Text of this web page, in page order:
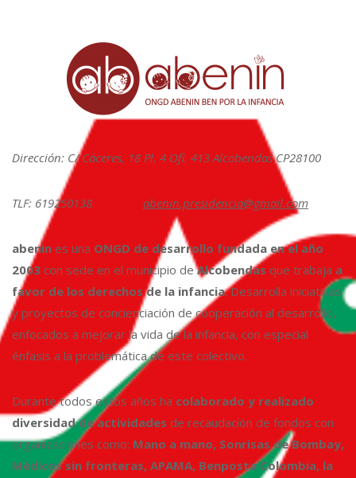
Dirección: C/ Cáceres, 18 Pl. 4 Ofi. 413 Alcobendas CP28100
TLF: 619250138 abenin.presidencia@gmail.com
abenin es una ONGD de desarrollo fundada en el año
2003 con sede en el municipio deAlcobendas que trabaja a
favor de los derechos de la infancia. Desarrolla iniciativas
y proyectos de concienciación de cooperación al desarrollo,
enfocados a mejorar la vida de la infancia, con especial
énfasis a la problemática de este colectivo.
Durante todos estos años ha colaborado y realizado
diversidad de actividades de recaudación de fondos con
organizaciones como: Mano a mano, Sonrisas de Bombay,
Médicos sin fronteras, APAMA, Benposta Colombia, la